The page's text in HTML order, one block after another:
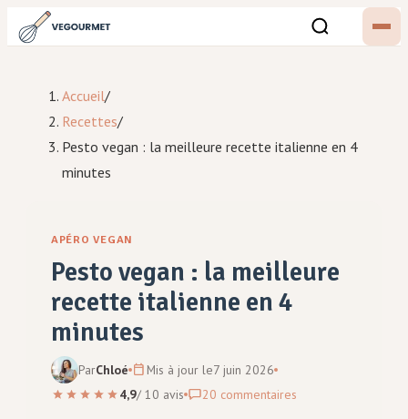
Accueil/
Recettes/
Pesto vegan : la meilleure recette italienne en 4
minutes
APÉRO VEGAN
Pesto vegan : la meilleure
recette italienne en 4
minutes
ParChloé Mis à jour le7 juin 2026
4,9/ 10 avis 20 commentaires